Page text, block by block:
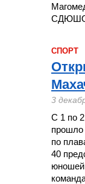
СПОРТ
3
С 1 по
прошло
по
40
юношей